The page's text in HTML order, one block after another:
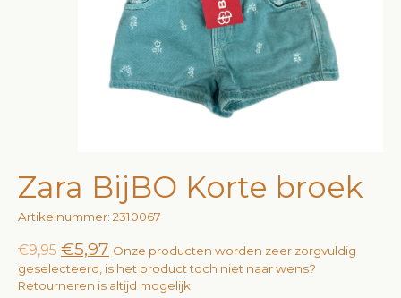
Zara BijBO Korte broek
Artikelnummer: 2310067
€9,95 €5,97 Onze producten worden zeer zorgvuldig
geselecteerd, is het product toch niet naar wens?
Retourneren is altijd mogelijk.